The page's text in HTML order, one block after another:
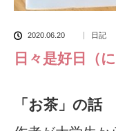
2020.06.20 日記
日々是好日（
「お茶」の話